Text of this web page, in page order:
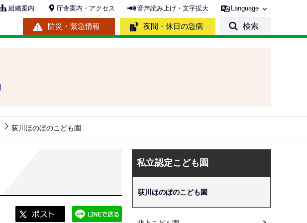
組織案内 庁舎案内・アクセス 音声読み上げ・文字拡大 Language
防災・緊急情報 夜間・休日の急病 検索
荻川ほのぼのこども園
ブ
ビ
私立認定こども園
荻川ほのぼのこども園